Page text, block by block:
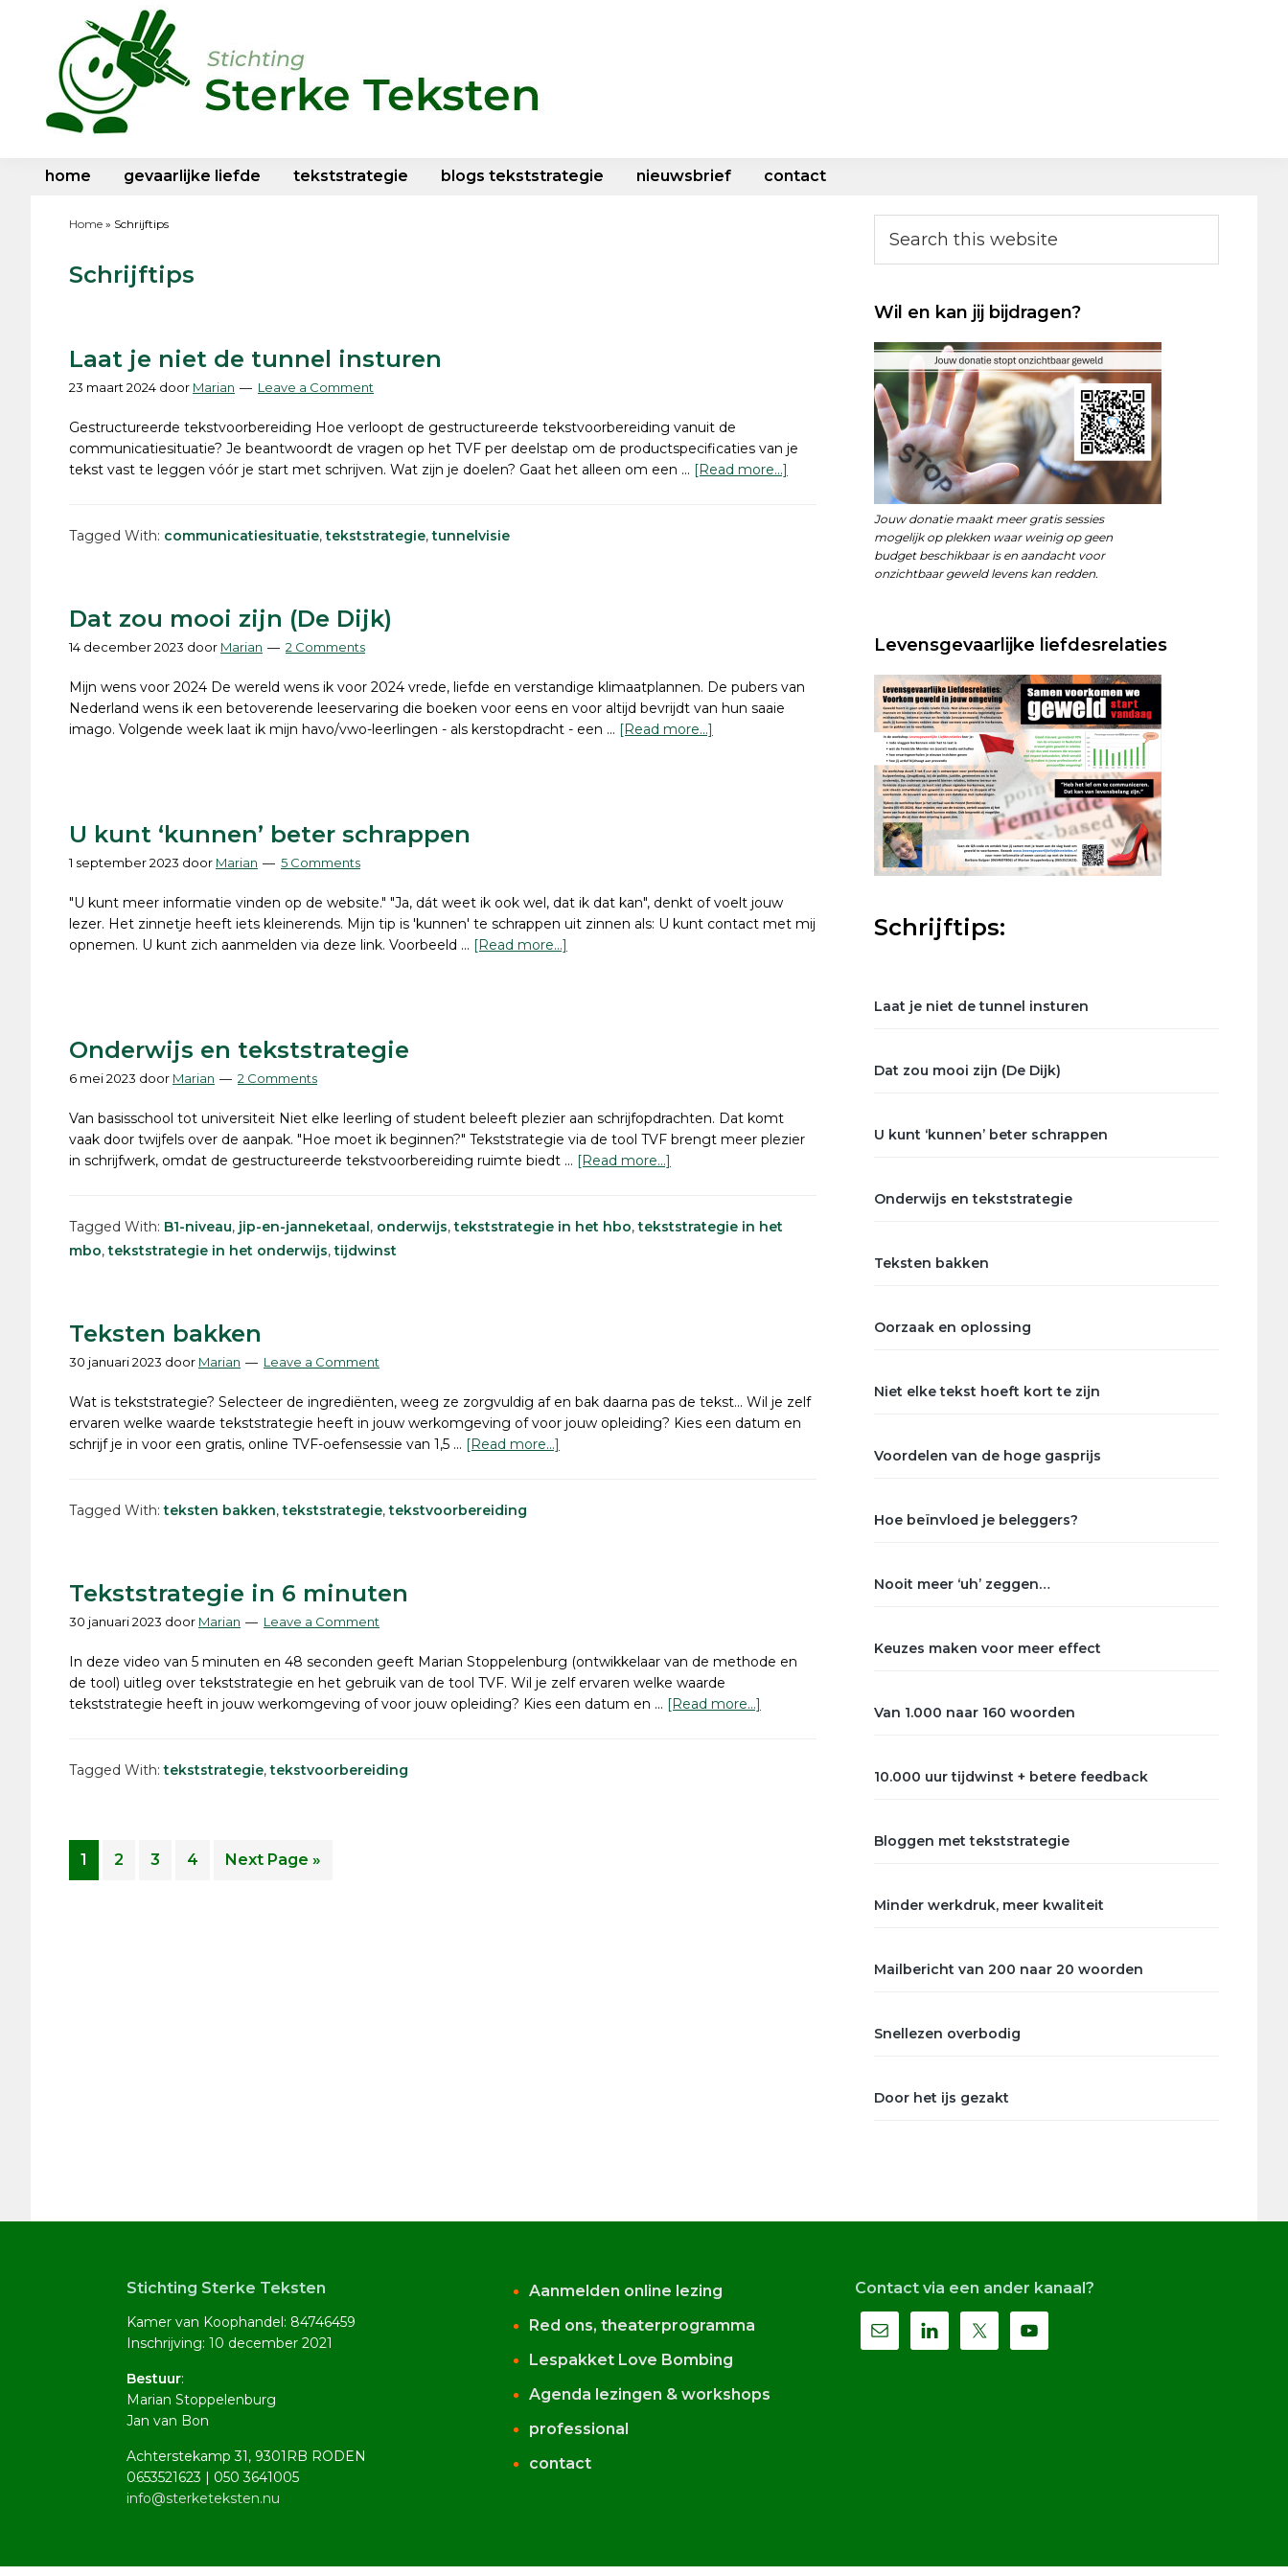
navigation
Teksten
sitehome gevaarlijke liefde tekststrategie blogs tekststrategie nieuwsbrief contact
Home » Schrijftips
Schrijftips
Laat je niet de tunnel insturen
23 maart 2024 door Marian Leave a Comment
Gestructureerde tekstvoorbereiding Hoe verloopt de gestructureerde tekstvoorbereiding vanuit de
communicatiesituatie? Je beantwoordt de vragen op het TVF per deelstap om de productspecificaties van je
tekst vast te leggen vóór je start met schrijven. Wat zijn je doelen? Gaat het alleen om een … [Read more...]
Tagged With: communicatiesituatie,tekststrategie,tunnelvisie
Dat zou mooi zijn (De Dijk)
14 december 2023 door Marian 2 Comments
Mijn wens voor 2024 De wereld wens ik voor 2024 vrede, liefde en verstandige klimaatplannen. De pubers van
Nederland wens ik een betoverende leeservaring die boeken voor eens en voor altijd bevrijdt van hun saaie
imago. Volgende week laat ik mijn havo/vwo-leerlingen - als kerstopdracht - een … [Read more...]
U kunt ‘kunnen’ beter schrappen
1 september 2023 door Marian 5 Comments
"U kunt meer informatie vinden op de website." "Ja, dát weet ik ook wel, dat ik dat kan", denkt of voelt jouw
lezer. Het zinnetje heeft iets kleinerends. Mijn tip is 'kunnen' te schrappen uit zinnen als: U kunt contact met mij
opnemen. U kunt zich aanmelden via deze link. Voorbeeld … [Read more...]
Onderwijs en tekststrategie
6 mei 2023 door Marian 2 Comments
Van basisschool tot universiteit Niet elke leerling of student beleeft plezier aan schrijfopdrachten. Dat komt
vaak door twijfels over de aanpak. "Hoe moet ik beginnen?" Tekststrategie via de tool TVF brengt meer plezier
in schrijfwerk, omdat de gestructureerde tekstvoorbereiding ruimte biedt … [Read more...]
tekststrategie
Tagged With: B1-niveau, jip-en-janneketaal, onderwijs,tekststrategie in het hbo,tekststrategie in het
mbo,tekststrategie in het onderwijs,tijdwinst
Teksten bakken
30 januari 2023 door Marian Leave a Comment
Wat is tekststrategie? Selecteer de ingrediënten, weeg ze zorgvuldig af en bak daarna pas de tekst... Wil je zelf
ervaren welke waarde tekststrategie heeft in jouw werkomgeving of voor jouw opleiding? Kies een datum en
schrijf je in voor een gratis, online TVF-oefensessie van 1,5 … [Read more...]
Tagged With:teksten bakken,tekststrategie,tekstvoorbereiding
Tekststrategie in 6 minuten
30 januari 2023 door Marian Leave a Comment
In deze video van 5 minuten en 48 seconden geeft Marian Stoppelenburg (ontwikkelaar van de methode en
de tool) uitleg over tekststrategie en het gebruik van de tool TVF. Wil je zelf ervaren welke waarde
tekststrategie heeft in jouw werkomgeving of voor jouw opleiding? Kies een datum en … [Read more...]
Tagged With:tekststrategie,tekstvoorbereiding
Page
1 Page
2 Page
3 Page
4
Go
Next Page »
Primary
Sidebar
this
website
Wil en kan jij bijdragen?
Jouw donatie maakt meer gratis sessies
mogelijk op plekken waar weinig op geen
budget beschikbaar is en aandacht voor
onzichtbaar geweld levens kan redden.
Levensgevaarlijke liefdesrelaties
Schrijftips:
Laat je niet de tunnel insturen
Dat zou mooi zijn (De Dijk)
U kunt ‘kunnen’ beter schrappen
Onderwijs en tekststrategie
Teksten bakken
Oorzaak en oplossing
Niet elke tekst hoeft kort te zijn
Voordelen van de hoge gasprijs
Hoe beïnvloed je beleggers?
Nooit meer ‘uh’ zeggen…
Keuzes maken voor meer effect
Van 1.000 naar 160 woorden
10.000 uur tijdwinst + betere feedback
Bloggen met tekststrategie
Minder werkdruk, meer kwaliteit
Mailbericht van 200 naar 20 woorden
Snellezen overbodig
Door het ijs gezakt
Stichting Sterke Teksten
Kamer van Koophandel: 84746459
Inschrijving: 10 december 2021
Bestuur:
Marian Stoppelenburg
Jan van Bon
Achterstekamp 31, 9301RB RODEN
0653521623 | 050 3641005
info@sterketeksten.nu
Aanmelden online lezing
Red ons, theaterprogramma
Lespakket Love Bombing
Agenda lezingen & workshops
professional
contact
Contact via een ander kanaal?